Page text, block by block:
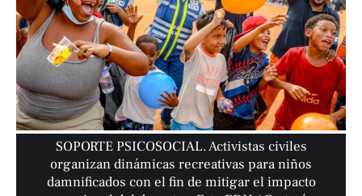
SOPORTE PSICOSOCIAL. Activistas civiles
organizan dinámicas recreativas para niños
damnificados con el fin de mitigar el impacto